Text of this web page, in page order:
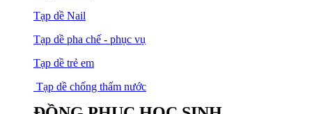
Tạp dề Nail
Tạp dề pha chế - phục vụ
Tạp dề trẻ em
Tạp dề chống thấm nước